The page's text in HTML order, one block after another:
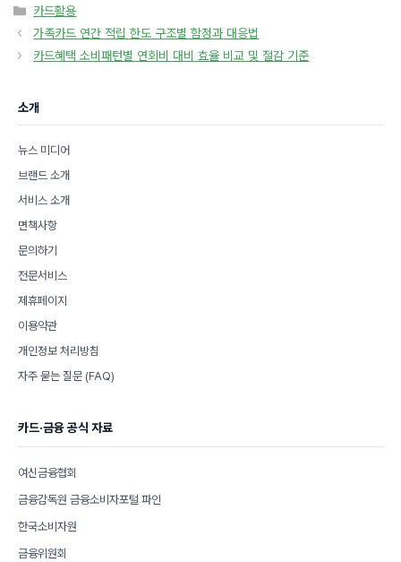
카
테
리
카드활용
가족카드 연간 적립 한도 구조별 함정과 대응법
카드혜택 소비패턴별 연회비 대비 효율 비교 및 절감 기준
소개
뉴스 미디어
브랜드 소개
서비스 소개
면책사항
문의하기
전문서비스
제휴페이지
이용약관
개인정보 처리방침
자주 묻는 질문 (FAQ)
카드·금융 공식 자료
여신금융협회
금융감독원 금융소비자포털 파인
한국소비자원
금융위원회